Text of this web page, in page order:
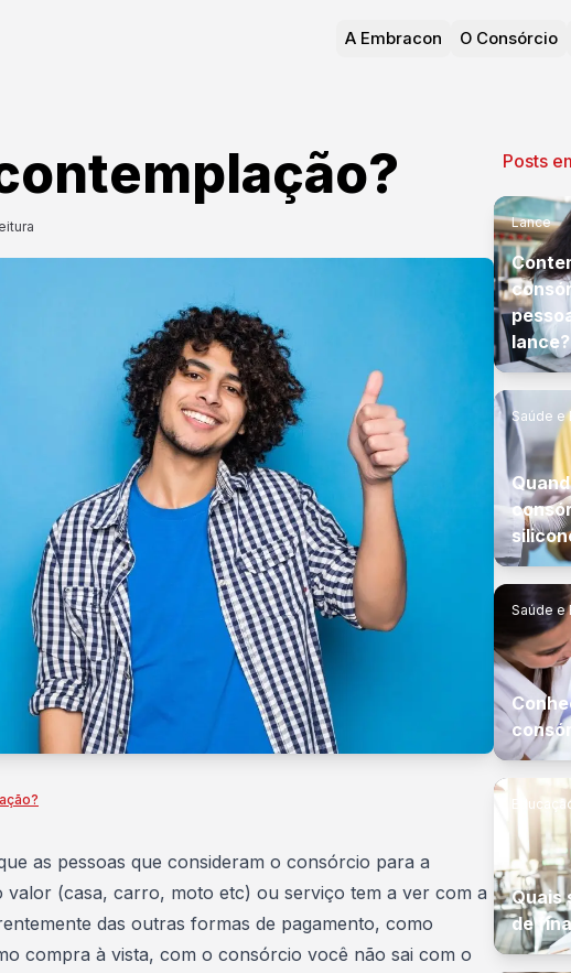
A Embracon O Consórcio
as pessoas que consideram o consórcio para a
valor (casa, carro, moto etc) ou serviço tem a ver com a
das outras formas de pagamento, como
compra à vista, com o consórcio você não sai com o
Posts
Lance
lance?
Saúde e
Saúde e
Quais
de